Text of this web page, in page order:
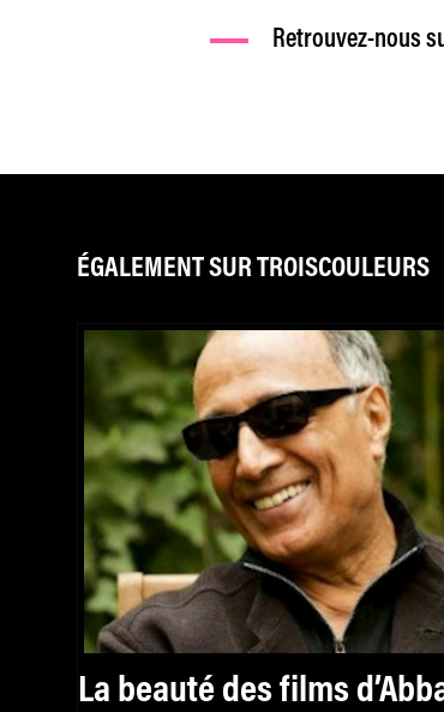
Retrouvez-nous
ÉGALEMENT SUR TROISCOULEURS
La beauté des films